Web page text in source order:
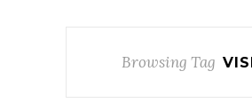
Browsing Tag